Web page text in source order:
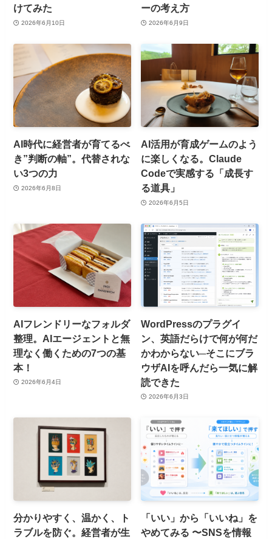
けてみた
2026年6月10日
ーの考え方
2026年6月9日
AI時代に経営者が育てるべ
き”判断の軸”。代替されな
い3つの力
2026年6月8日
AI活用が育成ゲームのよう
に楽しくなる。Claude
Codeで実感する「成長す
る道具」
2026年6月5日
AIフレンドリーなフォルダ
整理。AIエージェントと無
理なく働くための7つの基
本！
2026年6月4日
WordPressのプラグイ
ン、英語だらけで何が何だ
かわからない─そこにブラ
ウザAIを呼んだら一気に解
読できた
2026年6月3日
分かりやすく、温かく、ト
ラブルを防ぐ。経営者が生
「いい」から「いいね」を
やめてみる 〜SNSを情報